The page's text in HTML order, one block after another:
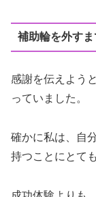
補助輪を外すま
感謝を伝えよう
っていました。
確かに私は、自
持つことにとて